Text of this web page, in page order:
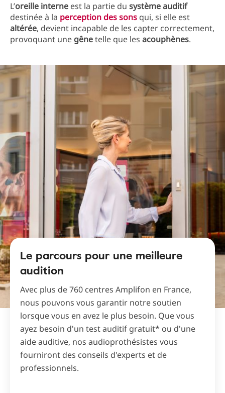
L’oreille interne est la partie du système auditif
destinée à la perception des sons qui, si elle est
altérée, devient incapable de les capter correctement,
provoquant une gênetelle que les acouphènes.
Le parcours pour une meilleure
audition
Avec plus de 760 centres Amplifon en France,
nous pouvons vous garantir notre soutien
lorsque vous en avez le plus besoin. Que vous
ayez besoin d'un test auditif gratuit* ou d'une
aide auditive, nos audioprothésistes vous
fourniront des conseils d'experts et de
professionnels.